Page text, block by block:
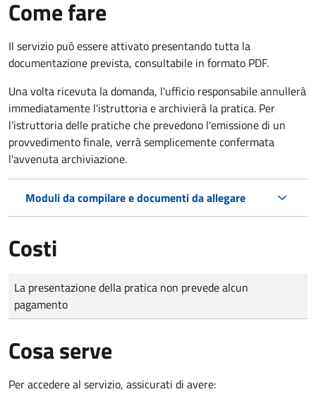
Come fare
Il servizio può essere attivato presentando tutta la
documentazione prevista, consultabile in formato PDF.
Una volta ricevuta la domanda, l'ufficio responsabile annullerà
immediatamente l'istruttoria e archivierà la pratica. Per
l’istruttoria delle pratiche che prevedono l'emissione di un
provvedimento finale, verrà semplicemente confermata
l'avvenuta archiviazione.
Moduli da compilare e documenti da allegare
Costi
Tipo di pagamento
Importo
La presentazione della pratica non prevede alcun
pagamento
Cosa serve
Per accedere al servizio, assicurati di avere: